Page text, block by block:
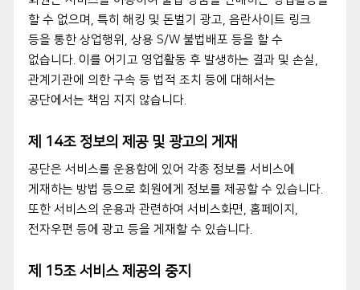
할 수 없으며, 특히 해킹 및 돈벌기 광고, 음란사이트 링크
등을 통한 상업행위, 상용 S/W 불법배포 등을 할 수
없습니다. 이를 어기고 영업활동 후 발생하는 결과 및 손실,
관계기관에 의한 구속 등 법적 조치 등에 대해서는
공단에서는 책임 지지 않습니다.
제 14조 정보의 제공 및 광고의 게재
공단은 서비스를 운용함에 있어 각종 정보를 서비스에
게재하는 방법 등으로 회원에게 정보를 제공할 수 있습니다.
또한 서비스의 운용과 관련하여 서비스화면, 홈페이지,
전자우편 등에 광고 등을 게재할 수 있습니다.
제 15조 서비스 제공의 중지